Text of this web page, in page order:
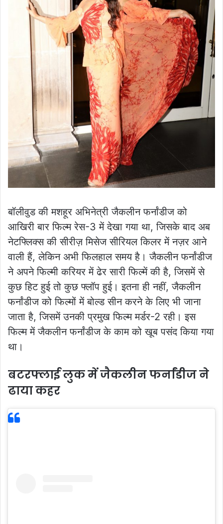
बॉलीवुड की मशहूर अभिनेत्री जैकलीन फर्नांडीज को
आखिरी बार फिल्म रेस-3 में देखा गया था, जिसके बाद अब
नेटफ्लिक्स की सीरीज़ मिसेज सीरियल किलर में नज़र आने
वाली हैं, लेकिन अभी फिलहाल समय है। जैकलीन फर्नांडीज
ने अपने फिल्मी करियर में ढेर सारी फिल्में की है, जिसमें से
कुछ हिट हुई तो कुछ फ्लॉप हुई। इतना ही नहीं, जैकलीन
फर्नांडीज को फिल्मों में बोल्ड सीन करने के लिए भी जाना
जाता है, जिसमें उनकी प्रमुख फिल्म मर्डर-2 रही। इस
फिल्म में जैकलीन फर्नांडीज के काम को खूब पसंद किया गया
था।
बटरफ्लाई लुक में जैकलीन फर्नांडीज ने
ढाया कहर